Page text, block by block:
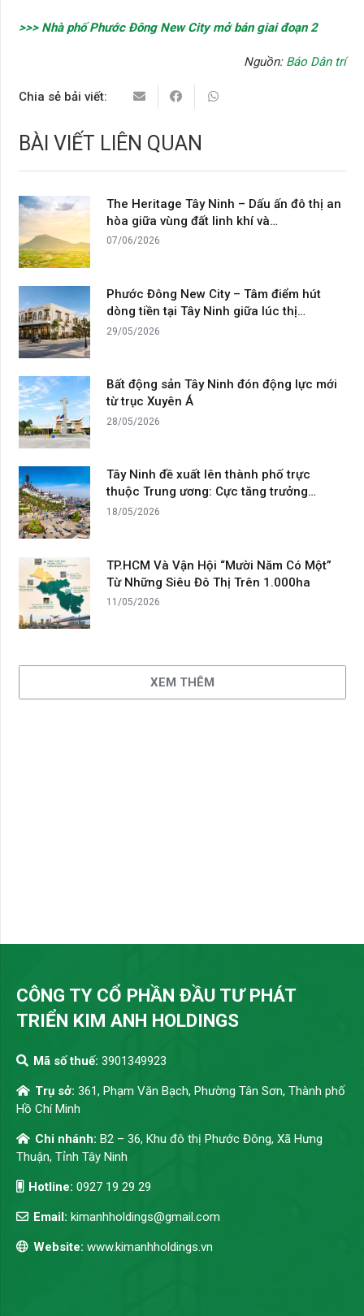
>>> Nhà phố Phước Đông New City mở bán giai đoạn 2
Nguồn: Báo Dân trí
Chia sẻ bải viết:
BÀI VIẾT LIÊN QUAN
The Heritage Tây Ninh – Dấu ấn đô thị an
hòa giữa vùng đất linh khí và…
07/06/2026
Phước Đông New City – Tâm điểm hút
dòng tiền tại Tây Ninh giữa lúc thị…
29/05/2026
Bất động sản Tây Ninh đón động lực mới
từ trục Xuyên Á
28/05/2026
Tây Ninh đề xuất lên thành phố trực
thuộc Trung ương: Cực tăng trưởng…
18/05/2026
TP.HCM Và Vận Hội “Mười Năm Có Một”
Từ Những Siêu Đô Thị Trên 1.000ha
11/05/2026
XEM THÊM
CÔNG TY CỔ PHẦN ĐẦU TƯ PHÁT
TRIỂN KIM ANH HOLDINGS
Mã số thuế: 3901349923
Trụ sở: 361, Phạm Văn Bạch, Phường Tân Sơn, Thành phố
Hồ Chí Minh
Chi nhánh: B2 – 36, Khu đô thị Phước Đông, Xã Hưng
Thuận, Tỉnh Tây Ninh
Hotline: 0927 19 29 29
Email: kimanhholdings@gmail.com
Website: www.kimanhholdings.vn